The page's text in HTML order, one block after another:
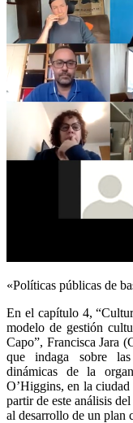
«Políticas públicas de
En el capítulo 4,
modelo de gestión
Capo”, Francisca Jara
que indaga sobre las
dinámicas de la
O’Higgins, en la
partir de este análisis
al desarrollo de un plan